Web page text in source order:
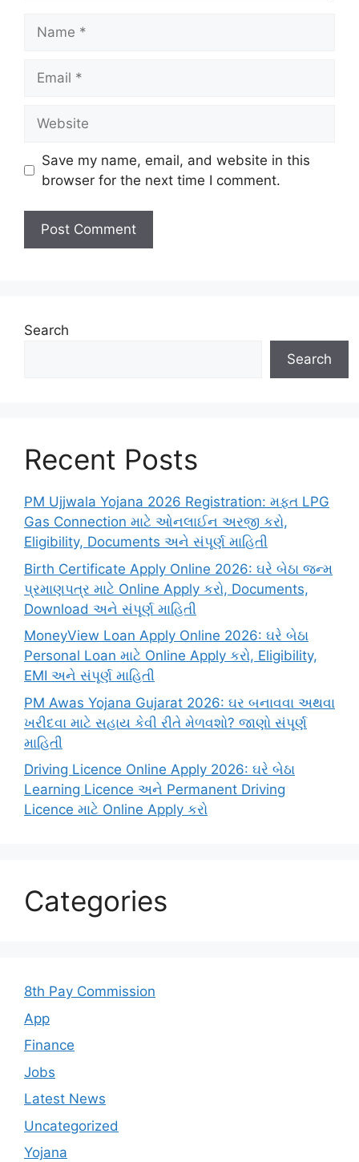
Save my name, email, and website in this
browser for the next time I comment.
Search
Search
Recent Posts
PM Ujjwala Yojana 2026 Registration: મફત LPG
Gas Connection માટે ઓનલાઈન અરજી કરો,
Eligibility, Documents અને સંપૂર્ણ માહિતી
Birth Certificate Apply Online 2026: ઘરે બેઠા જન્મ
પ્રમાણપત્ર માટે Online Apply કરો, Documents,
Download અને સંપૂર્ણ માહિતી
MoneyView Loan Apply Online 2026: ઘરે બેઠા
Personal Loan માટે Online Apply કરો, Eligibility,
EMI અને સંપૂર્ણ માહિતી
PM Awas Yojana Gujarat 2026: ઘર બનાવવા અથવા
ખરીદવા માટે સહાય કેવી રીતે મેળવશો? જાણો સંપૂર્ણ
માહિતી
Driving Licence Online Apply 2026: ઘરે બેઠા
Learning Licence અને Permanent Driving
Licence માટે Online Apply કરો
Categories
8th Pay Commission
App
Finance
Jobs
Latest News
Uncategorized
Yojana